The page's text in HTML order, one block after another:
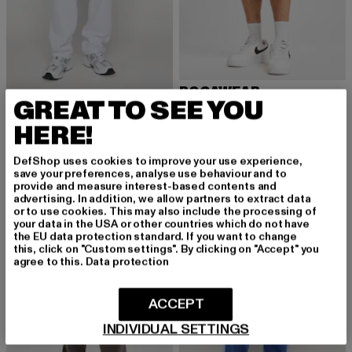
ROCAWEAR
Rocawear Moola Sweatpants
41,99 EUR
Derzeitiger Preis: 41,99 EUR
59,99 EUR
ROCAWEAR
Clean
29,87 EUR
Derzeitiger Preis: 29,87 EUR
35,99 EUR
-26% -32%
GREAT TO SEE YOU
HERE!
DefShop uses cookies to improve your use experience,
save your preferences, analyse use behaviour and to
provide and measure interest-based contents and
advertising. In addition, we allow partners to extract data
or to use cookies. This may also include the processing of
your data in the USA or other countries which do not have
the EU data protection standard. If you want to change
this, click on "Custom settings". By clicking on "Accept" you
agree to this. Data protection
INDIVIDUAL SETTINGS
ACCEPT